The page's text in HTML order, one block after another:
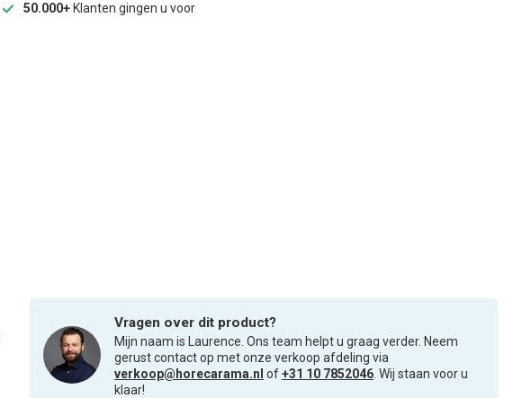
50.000+ Klanten gingen u voor
Vragen over dit product?
Mijn naam is Laurence. Ons team helpt u graag verder. Neem
gerust contact op met onze verkoop afdeling via
verkoop@horecarama.nl of+31 10 7852046 . Wij staan voor u
klaar!